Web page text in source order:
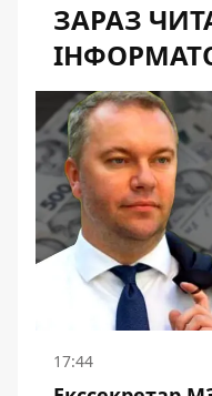
ЗАРАЗ
17:44